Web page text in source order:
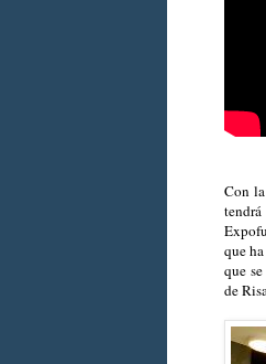
Con
que
que
de